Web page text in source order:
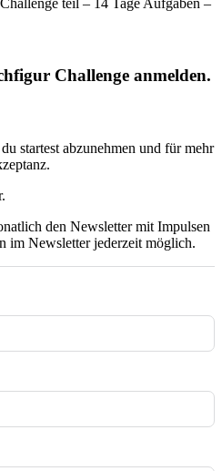
teil – 14 Tage Aufgaben –
Challenge anmelden.
startest abzunehmen und für mehr
den Newsletter mit Impulsen
im Newsletter jederzeit möglich.